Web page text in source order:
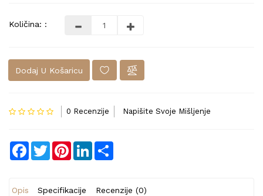
Količina: :
Dodaj U Košaricu
0 Recenzije Napišite Svoje Mišljenje
Facebook
TwitterPinterestLinkedIn
Opis Specifikacije Recenzije (0)